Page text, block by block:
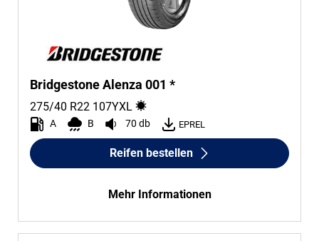
Bridgestone Alenza 001 *
275/40 R22 107YXL
A B 70 db EPREL
Reifen bestellen
Mehr Informationen